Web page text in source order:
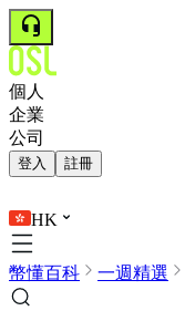
個人
企業
公司
登入 註冊
HK
幣懂百科 一週精選